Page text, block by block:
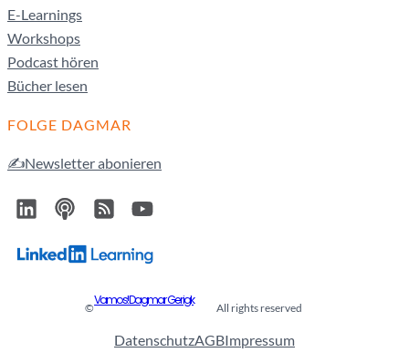
E-Learnings
Workshops
Podcast hören
Bücher lesen
FOLGE DAGMAR
✍️Newsletter abonieren
©
Vamos! Dagmar Gerigk
All rights reserved
DatenschutzAGBImpressum